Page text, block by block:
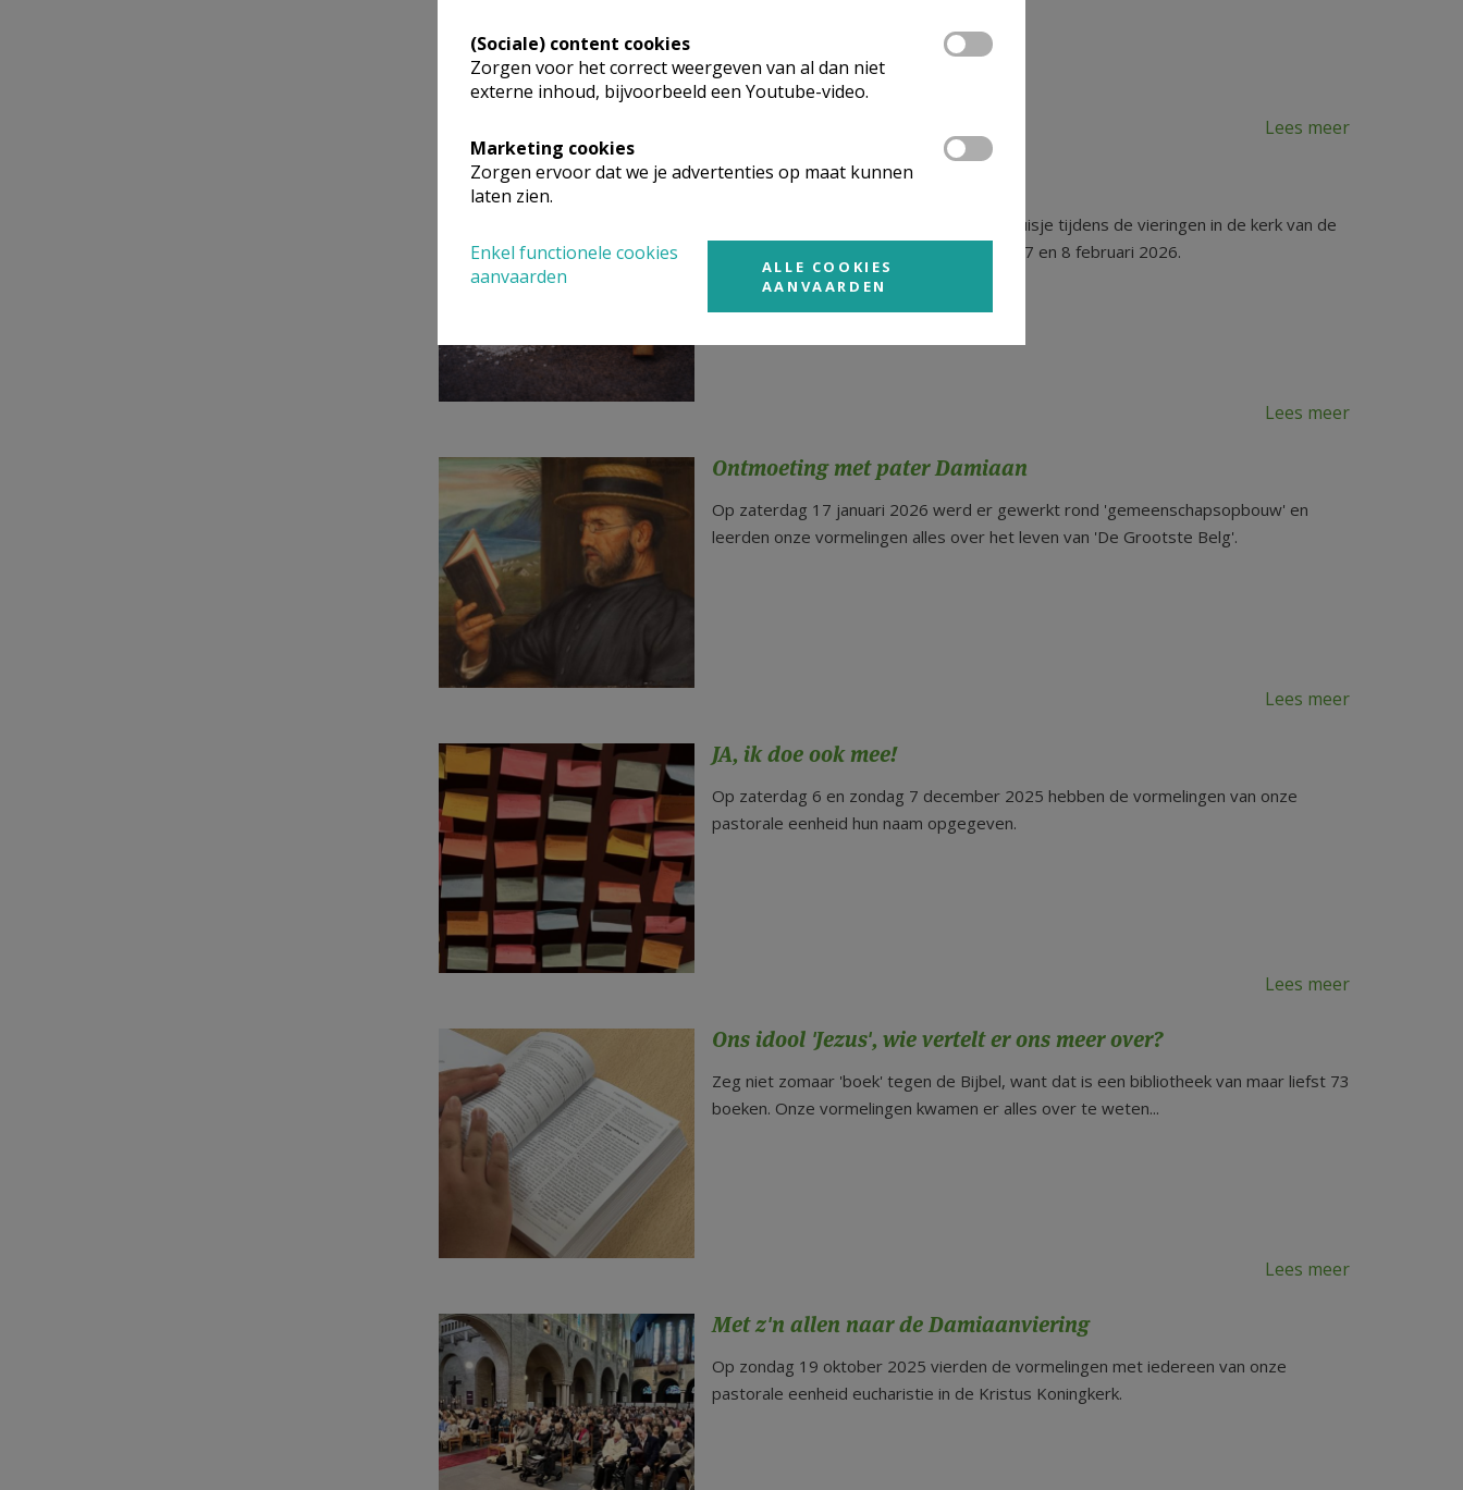
Lees meer
Zout - Licht - een kruisje...
De vormelingen ontvingen hun vormselkruisje tijdens de vieringen in de kerk van de
Verrezen Heer/O.-L.-V. Geboortekerk op 7 en 8 februari 2026.
Lees meer
Ontmoeting met pater Damiaan
Op zaterdag 17 januari 2026 werd er gewerkt rond 'gemeenschapsopbouw' en
leerden onze vormelingen alles over het leven van 'De Grootste Belg'.
Lees meer
JA, ik doe ook mee!
Op zaterdag 6 en zondag 7 december 2025 hebben de vormelingen van onze
pastorale eenheid hun naam opgegeven.
Lees meer
Ons idool 'Jezus', wie vertelt er ons meer over?
Zeg niet zomaar 'boek' tegen de Bijbel, want dat is een bibliotheek van maar liefst 73
boeken. Onze vormelingen kwamen er alles over te weten...
Lees meer
Met z'n allen naar de Damiaanviering
Op zondag 19 oktober 2025 vierden de vormelingen met iedereen van onze
pastorale eenheid eucharistie in de Kristus Koningkerk.
(Sociale) content cookies
Zorgen voor het correct weergeven van al dan niet
externe inhoud, bijvoorbeeld een Youtube-video.
Marketing cookies
Zorgen ervoor dat we je advertenties op maat kunnen
laten zien.
Enkel functionele cookies
aanvaarden
ALLE COOKIES
AANVAARDEN